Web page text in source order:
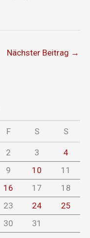
Nächster Beitrag →
F S S
2 3
4
9 10
11
16 17
18
23 24
25
30 31